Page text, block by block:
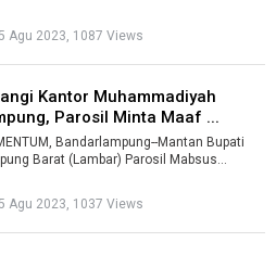
Agu 2023, 1087 Views
Kantor Muhammadiyah
Parosil Minta Maaf ...
Bandarlampung--Mantan Bupati
Barat (Lambar) Parosil Mabsus
Agu 2023, 1037 Views